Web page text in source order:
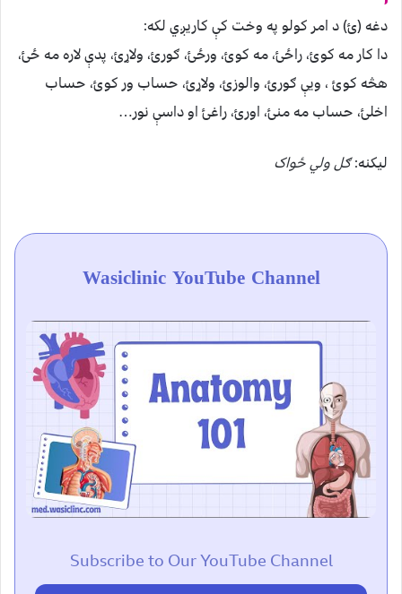
دغه (ئ) د امر کولو په وخت کې کاریږي لکه:
دا کار مه کوئ، راځئ، مه کوئ، ورځئ، ګورئ، ولاړئ، پدې لاره مه ځئ،
هڅه کوئ ، ویې ګورئ، والوزئ، ولاړئ، حساب ور کوئ، حساب
اخلئ، حساب مه منئ، اورئ، راغئ او داسې نور…
لیکنه:ګل ولي ځواک
Wasiclinic YouTube Channel
Subscribe to Our YouTube Channel